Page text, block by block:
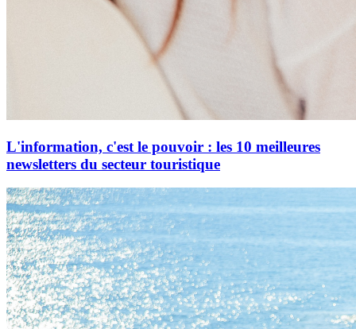
L'information, c'est le pouvoir : les 10 meilleures
newsletters du secteur touristique